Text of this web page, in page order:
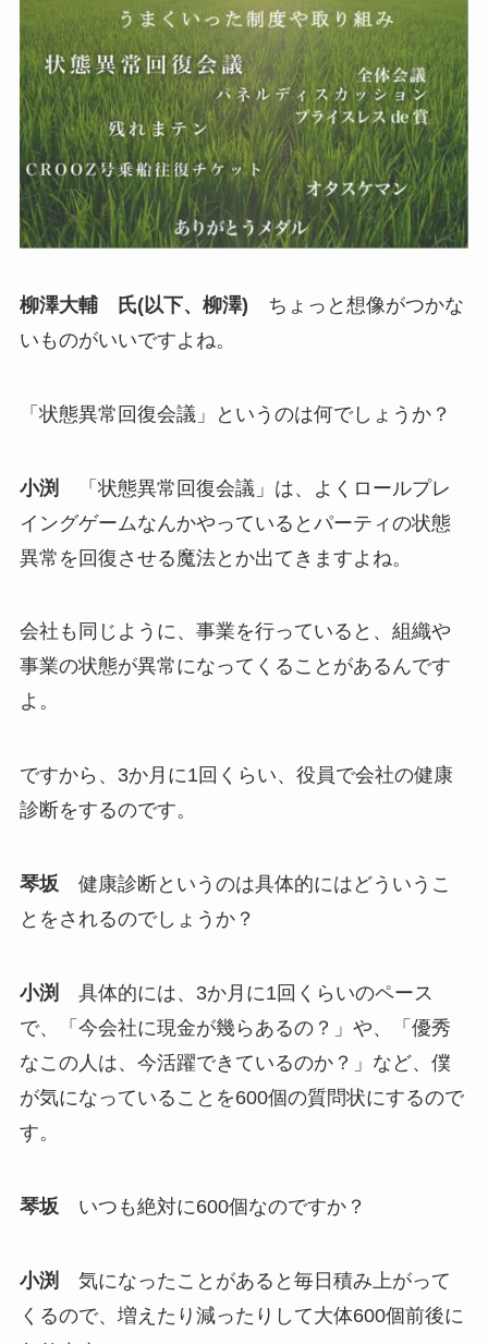
柳澤大輔 氏(以下、柳澤) ちょっと想像がつかな
いものがいいですよね。
「状態異常回復会議」というのは何でしょうか？
小渕
「状態異常回復会議」は、よくロールプレ
イングゲームなんかやっているとパーティの状態
異常を回復させる魔法とか出てきますよね。
会社も同じように、事業を行っていると、組織や
事業の状態が異常になってくることがあるんです
よ。
ですから、3か月に1回くらい、役員で会社の健康
診断をするのです。
琴坂健康診断というのは具体的にはどういうこ
とをされるのでしょうか？
小渕
具体的には、3か月に1回くらいのペース
で、「今会社に現金が幾らあるの？」や、「優秀
なこの人は、今活躍できているのか？」など、僕
が気になっていることを600個の質問状にするので
す。
琴坂 いつも絶対に600個なのですか？
小渕
気になったことがあると毎日積み上がって
くるので、増えたり減ったりして大体600個前後に